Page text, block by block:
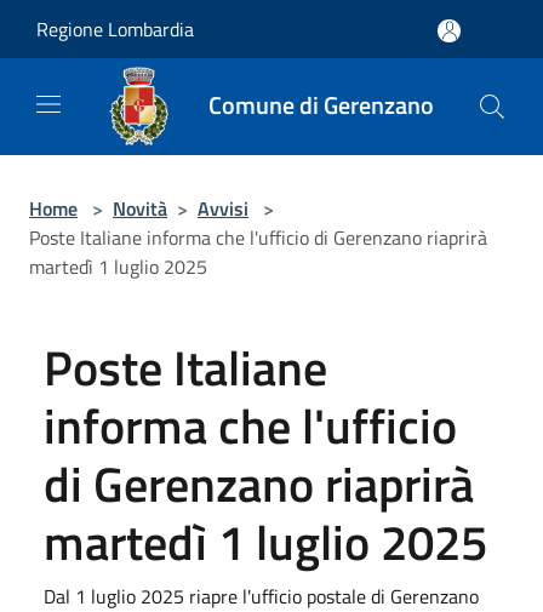
Regione Lombardia
Comune di Gerenzano
Home > Novità > Avvisi >
Poste Italiane informa che l'ufficio di Gerenzano riaprirà
martedì 1 luglio 2025
Poste Italiane
informa che l'ufficio
di Gerenzano riaprirà
martedì 1 luglio 2025
Dal 1 luglio 2025 riapre l'ufficio postale di Gerenzano